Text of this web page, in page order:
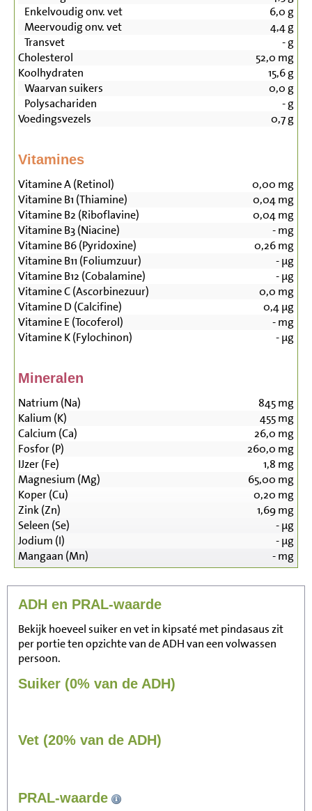
Enkelvoudig onv. vet
6,0 g
Meervoudig onv. vet
4,4g
Transvet
-g
Cholesterol
52,0 mg
Koolhydraten
15,6g
Waarvan suikers
0,0 g
Polysachariden
-g
Voedingsvezels
0,7g
Vitamines
Vitamine A (Retinol) 0,00 mg
Vitamine B1 (Thiamine)
0,04mg
Vitamine B2 (Riboflavine)
0,04mg
Vitamine B3 (Niacine)
-mg
Vitamine B6 (Pyridoxine)
0,26mg
Vitamine B11 (Foliumzuur)
-µg
Vitamine B12 (Cobalamine)
-µg
Vitamine C (Ascorbinezuur)
0,0 mg
Vitamine D (Calcifine)
0,4µg
Vitamine E (Tocoferol)
-mg
Vitamine K (Fylochinon)
-µg
Mineralen
Natrium (Na) 845mg
Kalium (K)
455mg
Calcium (Ca)
26,0 mg
Fosfor (P)
260,0 mg
IJzer (Fe)
1,8 mg
Magnesium (Mg)
65,00 mg
Koper (Cu)
0,20 mg
Zink (Zn)
1,69mg
Seleen (Se)
-µg
Jodium (I)
-µg
Mangaan (Mn)
-mg
ADH en PRAL-waarde
Bekijk hoeveel suiker en vet in kipsaté met pindasaus zit
per portie ten opzichte van de ADH van een volwassen
persoon.
Suiker (0% van de ADH)
Vet (20% van de ADH)
PRAL-waarde
Zitten, tv kijken